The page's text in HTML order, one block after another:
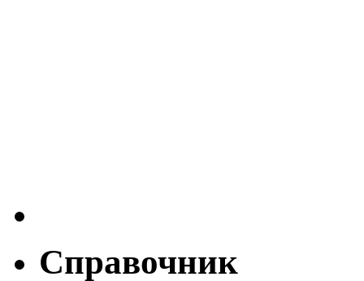
Справочник